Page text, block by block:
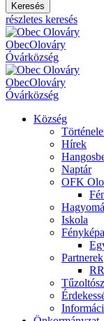
Keresés
részletes keresés
ObecOlováry
Óvárközség
ObecOlováry
Óvárközség
Község
Hírek
Naptár
OFK
Iskola
Partnerek